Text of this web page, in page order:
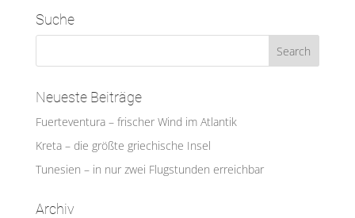
Suche
Neueste Beiträge
Fuerteventura – frischer Wind im Atlantik
Kreta – die größte griechische Insel
Tunesien – in nur zwei Flugstunden erreichbar
Archiv